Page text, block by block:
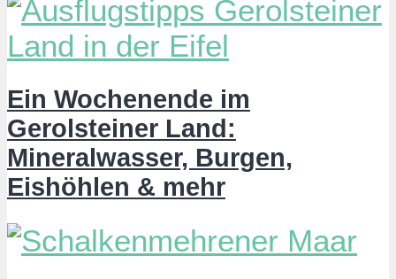
Ein Wochenende im
Gerolsteiner Land:
Mineralwasser, Burgen,
Eishöhlen & mehr